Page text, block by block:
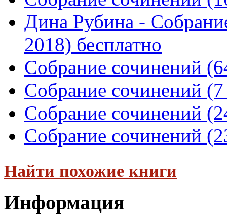
Дина Рубина -
2018) бесплатно
Собрание сочинений
Собрание сочинений
Собрание сочинений
Собрание сочинений
Найти похожие книги
Информация